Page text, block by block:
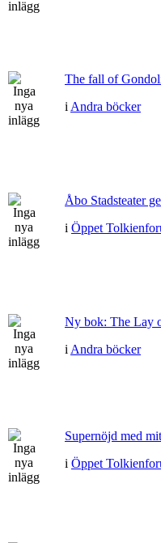
The fall of
i Andra böcker
Åbo Stadsteater
i Öppet
Ny bok: The Lay
i Andra böcker
Supernöjd med
i Öppet